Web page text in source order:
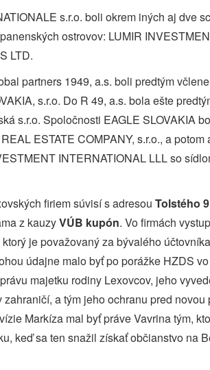
s.r.o. boli okrem iných aj dve
ostrovov: LUMIR
LTD.
partners 1949, a.s. boli predtým
s.r.o. Do R 49, a.s. bola ešte
s.r.o. Spoločnosti EAGLE SLOVAKIA
ESTATE COMPANY, s.r.o., a potom
INTERNATIONAL LLL so
firiem súvisí s adresou Tolstého
z kauzyVÚB kupón. Vo firmách
ktorý je považovaný za bývalého
údajne malo byť po porážke HZDS
majetku rodiny Lexovcov, jeho
zahraničí, a tým jeho ochranu pred novou
Markíza mal byť práve Vavrina tým,
keď sa ten snažil získať občianstvo na